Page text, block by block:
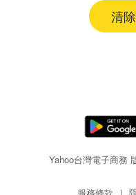
清
Yahoo台灣電子商務